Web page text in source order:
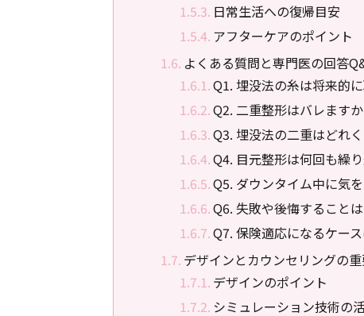
日常生活への復帰目安
アフターケアのポイント
よくある質問と専門医の回答
Q1. 埋没法の糸は将来的
Q2. 二重整形はバレますか
Q3. 埋没法の二重はどれ
Q4. 目元整形は何回も繰
Q5. ダウンタイム中に気
Q6. 失敗や後悔すること
Q7. 保険適応になるケース
デザインとカウンセリングの
デザインのポイント
シミュレーション技術の